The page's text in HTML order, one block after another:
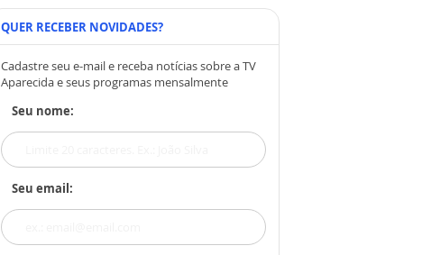
QUER RECEBER NOVIDADES?
Cadastre seu e-mail e receba notícias sobre a TV
Aparecida e seus programas mensalmente
Seu nome:
Seu email: